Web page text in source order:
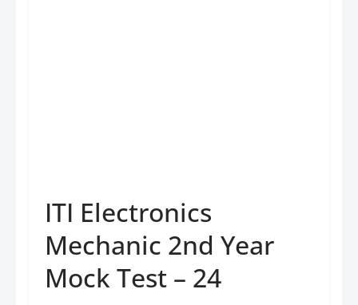
ITI Electronics
Mechanic 2nd Year
Mock Test – 24